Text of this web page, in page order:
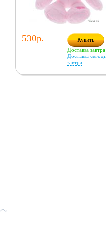
530р. Купить
Доставка завтра
Доставка
завтра